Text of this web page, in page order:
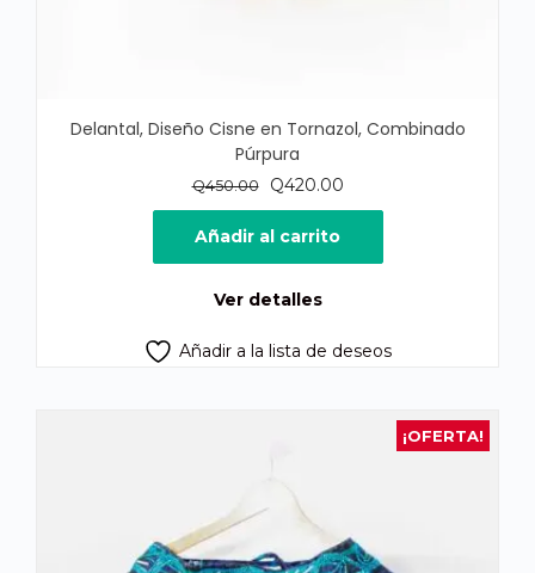
Delantal, Diseño Cisne en Tornazol, Combinado
Púrpura
Q450.00
El
precio
original
era:
Q420.00El
precio
es:
Añadir al carrito
Ver detalles
Añadir a la lista de deseos
¡OFERTA!